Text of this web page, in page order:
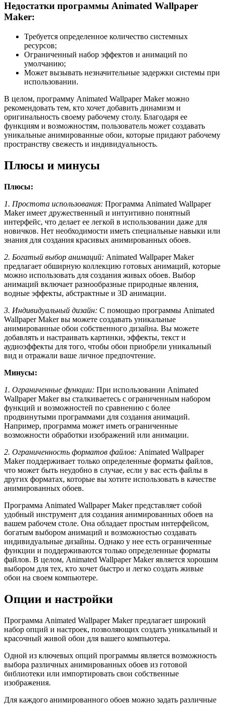
Недостатки программы Animated Wallpaper
Maker:
Требуется определенное количество системных
ресурсов;
Ограниченный набор эффектов и анимаций по
умолчанию;
Может вызывать незначительные задержки системы при
использовании.
В целом, программу Animated Wallpaper Maker можно
рекомендовать тем, кто хочет добавить динамизм и
оригинальность своему рабочему столу. Благодаря ее
функциям и возможностям, пользователь может создавать
уникальные анимированные обои, которые придают рабочему
пространству свежесть и индивидуальность.
Плюсы и минусы
Плюсы:
1. Простота использования: Программа Animated Wallpaper
Maker имеет дружественный и интуитивно понятный
интерфейс, что делает ее легкой в использовании даже для
новичков. Нет необходимости иметь специальные навыки или
знания для создания красивых анимированных обоев.
2. Богатый выбор анимаций: Animated Wallpaper Maker
предлагает обширную коллекцию готовых анимаций, которые
можно использовать для создания живых обоев. Выбор
анимаций включает разнообразные природные явления,
водные эффекты, абстрактные и 3D анимации.
3. Индивидуальный дизайн: С помощью программы Animated
Wallpaper Maker вы можете создавать уникальные
анимированные обои собственного дизайна. Вы можете
добавлять и настраивать картинки, эффекты, текст и
аудиоэффекты для того, чтобы обои приобрели уникальный
вид и отражали ваше личное предпочтение.
Минусы:
1. Ограниченные функции: При использовании Animated
Wallpaper Maker вы сталкиваетесь с ограниченным набором
функций и возможностей по сравнению с более
продвинутыми программами для создания анимаций.
Например, программа может иметь ограниченные
возможности обработки изображений или анимации.
2. Ограниченность форматов файлов: Animated Wallpaper
Maker поддерживает только определенные форматы файлов,
что может быть неудобно в случае, если у вас есть файлы в
других форматах, которые вы хотите использовать в качестве
анимированных обоев.
Программа Animated Wallpaper Maker представляет собой
удобный инструмент для создания анимированных обоев на
вашем рабочем столе. Она обладает простым интерфейсом,
богатым выбором анимаций и возможностью создавать
индивидуальные дизайны. Однако у нее есть ограниченные
функции и поддерживаются только определенные форматы
файлов. В целом, Animated Wallpaper Maker является хорошим
выбором для тех, кто хочет быстро и легко создать живые
обои на своем компьютере.
Опции и настройки
Программа Animated Wallpaper Maker предлагает широкий
набор опций и настроек, позволяющих создать уникальный и
красочный живой обои для вашего компьютера.
Одной из ключевых опций программы является возможность
выбора различных анимированных обоев из готовой
библиотеки или импортировать свои собственные
изображения.
Для каждого анимированного обоев можно задать различные